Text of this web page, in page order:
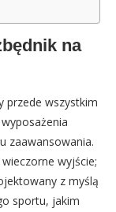
na
przede wszystkim
zaawansowania.
wyjście;
z myślą
sportu, jakim